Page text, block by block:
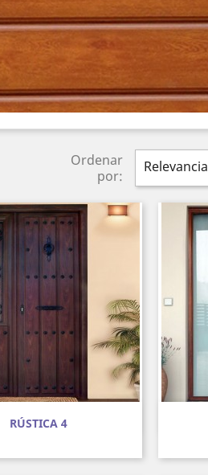
Ordenar
por:
Relevancia
RÚSTICA 4
Vista rápida